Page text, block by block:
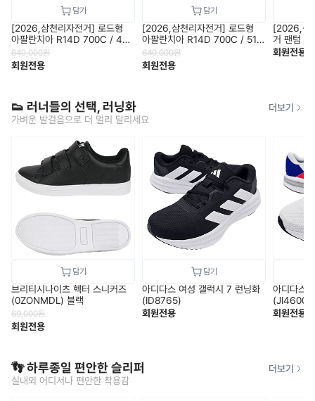
[2026,삼천리자전거] 로드형
아팔란치아 R14D 700C / 470
size / 11.6kg
640,000원
회원전용
[2026,삼천리자전거] 로드형
아팔란치아 R14D 700C / 510
size / 11.6kg
640,000원
회원전용
[2026,삼
거 팬텀
겸용 /
회원전용
👟 러너들의 선택, 러닝화
가벼운 발걸음으로 더 멀리 달리세요
더보기
브리티시나이츠 헥터 스니커즈
(0ZONMDL) 블랙
69,000원
회원전용
아디다스 여성 갤럭시 7 런닝화
(ID8765)
회원전용
아디다스
(JI4600)
회원전용
👣 하루종일 편안한 슬리퍼
실내외 어디서나 편안한 착용감
더보기